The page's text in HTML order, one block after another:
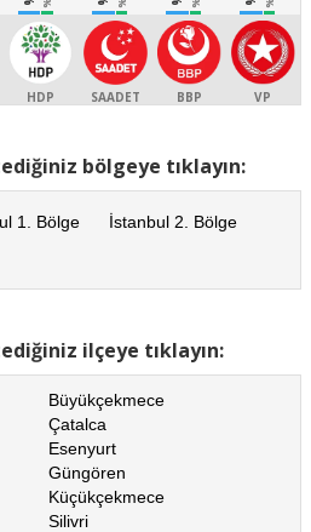
HDP SAADET BBP VP
bölgeye tıklayın:
1. Bölge
İstanbul 2. Bölge
ilçeye tıklayın:
Büyükçekmece
Çatalca
Esenyurt
Güngören
Küçükçekmece
Silivri